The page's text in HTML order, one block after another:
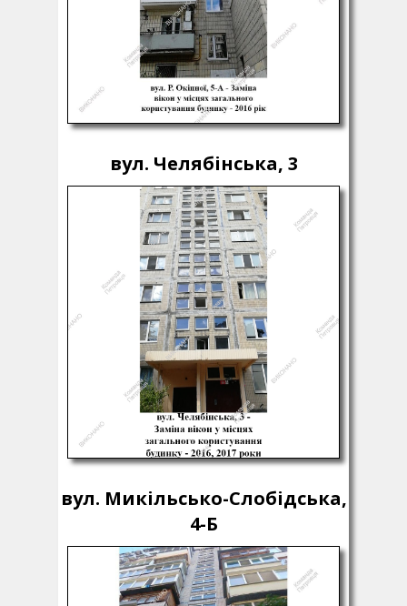
вул. Челябінська, 3
вул. Микільсько-Слобідська,
4-Б